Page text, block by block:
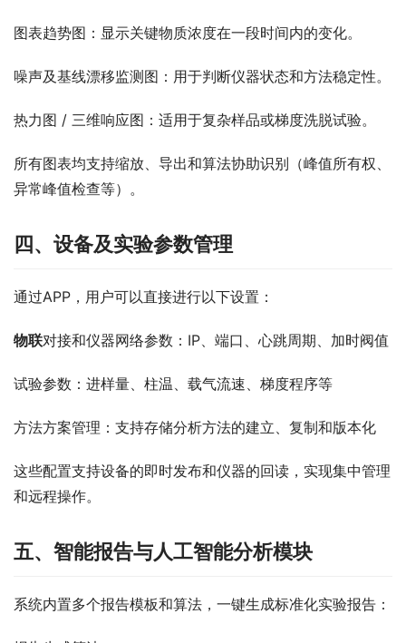
图表趋势图：显示关键物质浓度在一段时间内的变化。
噪声及基线漂移监测图：用于判断仪器状态和方法稳定性。
热力图 / 三维响应图：适用于复杂样品或梯度洗脱试验。
所有图表均支持缩放、导出和算法协助识别（峰值所有权、
异常峰值检查等）。
四、设备及实验参数管理
通过APP，用户可以直接进行以下设置：
物联对接和仪器网络参数：IP、端口、心跳周期、加时阀值
试验参数：进样量、柱温、载气流速、梯度程序等
方法方案管理：支持存储分析方法的建立、复制和版本化
这些配置支持设备的即时发布和仪器的回读，实现集中管理
和远程操作。
五、智能报告与人工智能分析模块
系统内置多个报告模板和算法，一键生成标准化实验报告：